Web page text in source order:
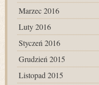
Marzec 2016
Luty 2016
Styczeń 2016
Grudzień 2015
Listopad 2015